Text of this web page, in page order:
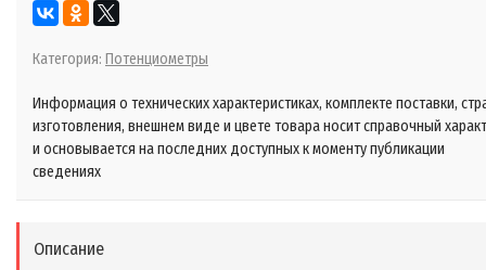
Категория: Потенциометры
Информация о технических характеристиках, комплекте поставки,
изготовления, внешнем виде и цвете товара носит справочный
и основывается на последних доступных к моменту публикации
сведениях
Описание